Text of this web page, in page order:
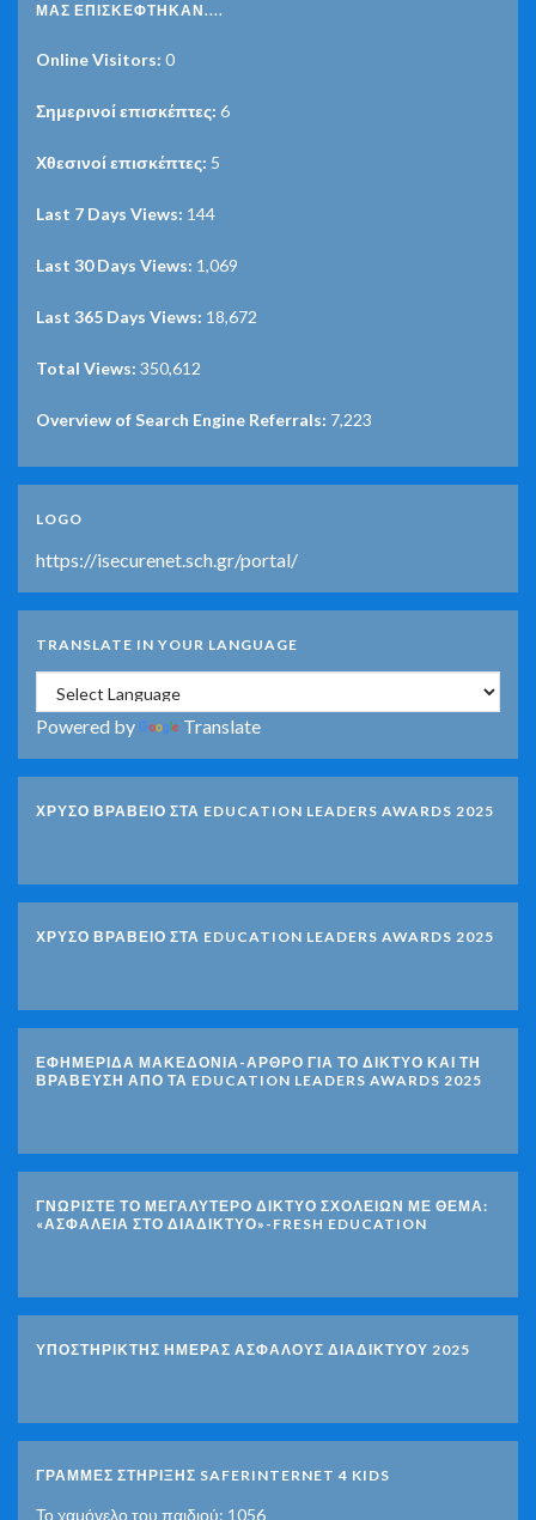
ΜΑΣ ΕΠΙΣΚΈΦΤΗΚΑΝ....
Online Visitors: 0
Σημερινοί επισκέπτες: 6
Χθεσινοί επισκέπτες: 5
Last 7 Days Views: 144
Last 30 Days Views: 1,069
Last 365 Days Views: 18,672
Total Views: 350,612
Overview of Search Engine Referrals: 7,223
LOGO
https://isecurenet.sch.gr/portal/
TRANSLATE IN YOUR LANGUAGE
Powered by Translate
ΧΡΥΣΟ ΒΡΑΒΕΙΟ ΣΤΑ EDUCATION LEADERS AWARDS 2025
ΧΡΥΣΟ ΒΡΑΒΕΙΟ ΣΤΑ EDUCATION LEADERS AWARDS 2025
ΕΦΗΜΕΡΙΔΑ ΜΑΚΕΔΟΝΙΑ-ΑΡΘΡΟ ΓΙΑ ΤΟ ΔΙΚΤΥΟ ΚΑΙ ΤΗ
ΒΡΑΒΕΥΣΗ ΑΠΟ ΤΑ EDUCATION LEADERS AWARDS 2025
ΓΝΩΡΊΣΤΕ ΤΟ ΜΕΓΑΛΎΤΕΡΟ ΔΊΚΤΥΟ ΣΧΟΛΕΊΩΝ ΜΕ ΘΈΜΑ:
«ΑΣΦΆΛΕΙΑ ΣΤΟ ΔΙΑΔΊΚΤΥΟ»-FRESH EDUCATION
ΥΠΟΣΤΗΡΙΚΤΗΣ ΗΜΕΡΑΣ ΑΣΦΑΛΟΥΣ ΔΙΑΔΙΚΤΥΟΥ 2025
ΓΡΑΜΜΕΣ ΣΤΗΡΙΞΗΣ SAFERINTERNET 4 KIDS
Το χαμόγελο του παιδιού: 1056